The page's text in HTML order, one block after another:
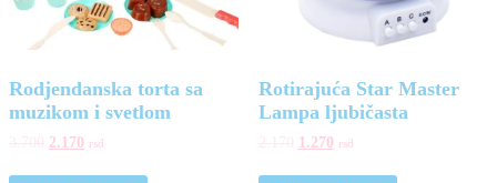
Rodjendanska torta sa
muzikom i svetlom
2.170 rsd
Rotirajuća Star Master
Lampa ljubičasta
1.270 rsd